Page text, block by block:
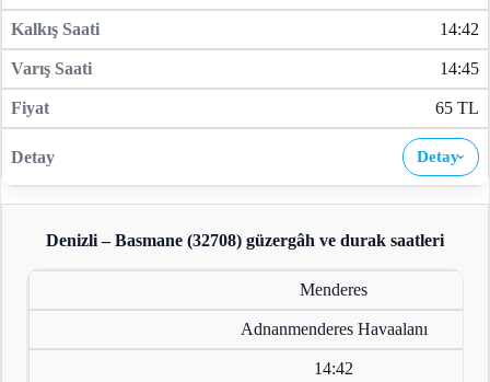
14:42
14:45
65 TL
Detay›
Denizli – Basmane (32708) güzergâh ve durak saatleri
Menderes
Adnanmenderes Havaalanı
14:42